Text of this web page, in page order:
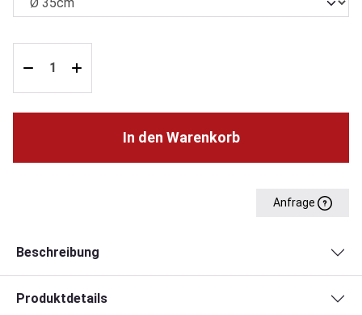
In den Warenkorb
Anfrage
Beschreibung
Produktdetails